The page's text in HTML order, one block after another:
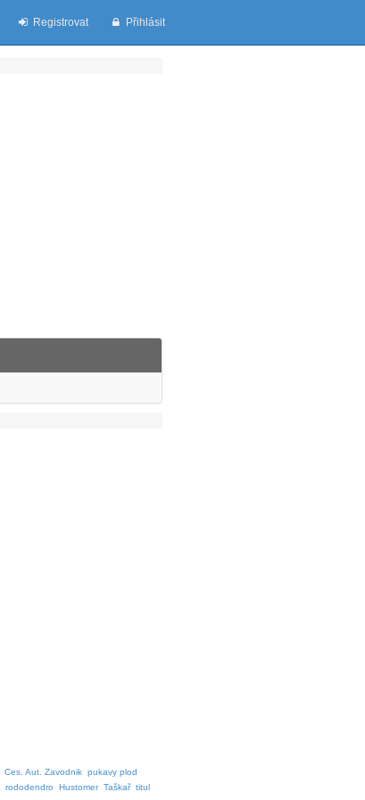
Registrovat Přihlásit
Ces. Aut. Zavodnik pukavy plod
rododendro Hustomer Taškař titul